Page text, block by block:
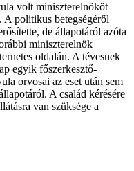
volt miniszterelnököt –
A politikus betegségéről
de állapotáról azóta
miniszterelnök
oldalán. A tévesnek
egyik főszerkesztő-
orvosai az eset után sem
A család kérésére
van szüksége a